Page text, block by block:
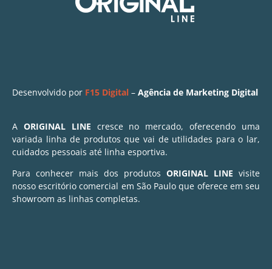
Desenvolvido por F15 Digital – Agência de Marketing Digital
A ORIGINAL LINE cresce no mercado, oferecendo uma
variada linha de produtos que vai de utilidades para o lar,
cuidados pessoais até linha esportiva.
Para conhecer mais dos produtos ORIGINAL LINE visite
nosso escritório comercial em São Paulo que oferece em seu
showroom as linhas completas.